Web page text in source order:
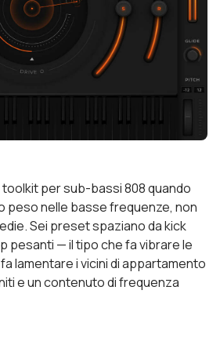
toolkit per sub-bassi 808 quando
peso nelle basse frequenze, non
Sei preset spaziano da kick
pesanti — il tipo che fa vibrare le
lamentare i vicini di appartamento
e un contenuto di frequenza